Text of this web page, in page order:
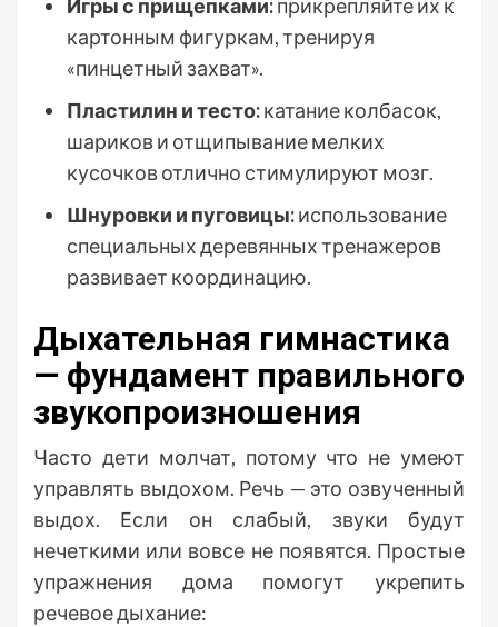
Игры с прищепками:прикрепляйте их к
картонным фигуркам, тренируя
«пинцетный захват».
Пластилин и тесто:катание колбасок,
шариков и отщипывание мелких
кусочков отлично стимулируют мозг.
Шнуровки и пуговицы:использование
специальных деревянных тренажеров
развивает координацию.
Дыхательная гимнастика
— фундамент правильного
звукопроизношения
Часто дети молчат, потому что не умеют
управлять выдохом. Речь — это озвученный
выдох. Если он слабый, звуки будут
нечеткими или вовсе не появятся. Простые
упражнения дома помогут укрепить
речевое дыхание: